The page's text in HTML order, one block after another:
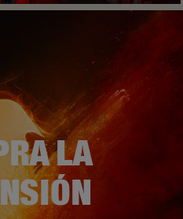
LA